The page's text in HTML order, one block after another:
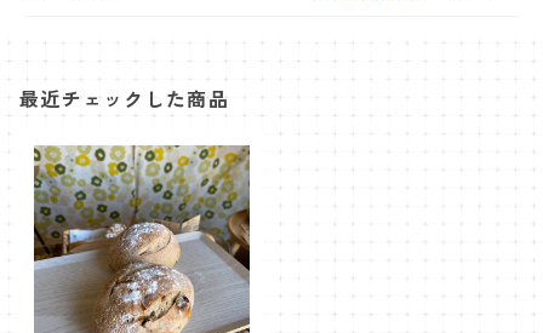
最近チェックした商品